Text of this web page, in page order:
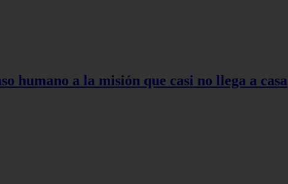
humano a la misión que casi no llega a casa